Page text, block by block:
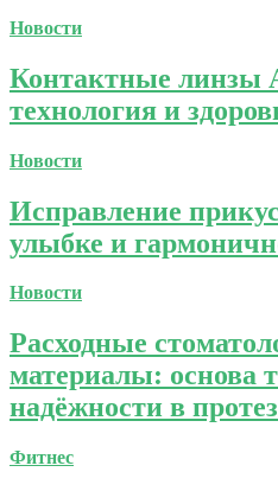
Новости
Контактные линзы
технология и
Новости
Исправление
улыбке и
Новости
Расходные
материалы: основа
надёжности в
Фитнес